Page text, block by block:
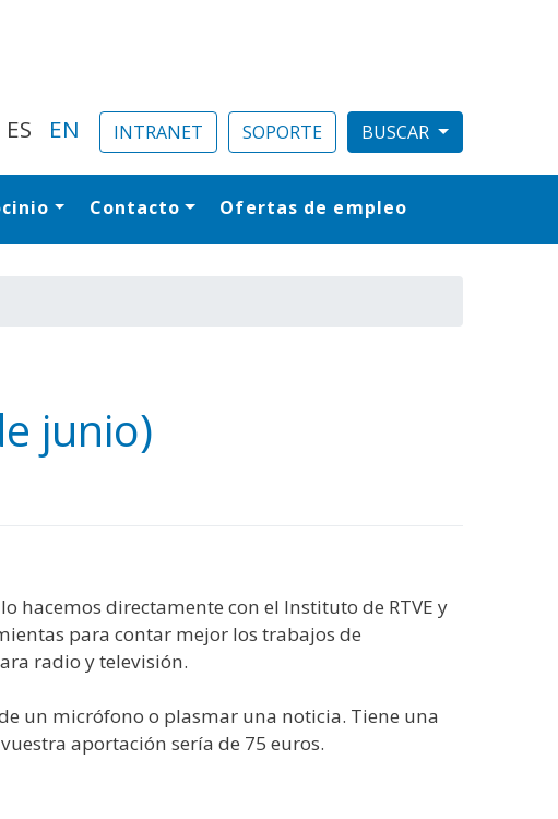
ES EN INTRANET SOPORTE
Contacto Ofertas de empleo
junio)
hacemos directamente con el Instituto de RTVE y
para contar mejor los trabajos de
radio y televisión.
un micrófono o plasmar una noticia. Tiene una
aportación sería de 75 euros.